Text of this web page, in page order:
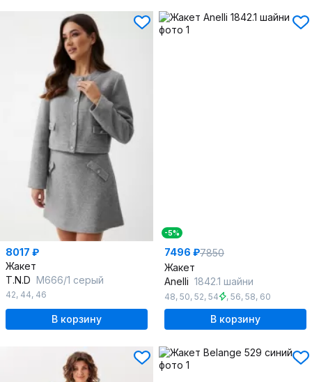
8017 ₽
Жакет
T.N.D М666/1 серый
42, 44, 46
В корзину
-5%
7496 ₽7850
Жакет
Anelli 1842.1 шайни
48, 50, 52, 54 , 56, 58, 60
В корзину